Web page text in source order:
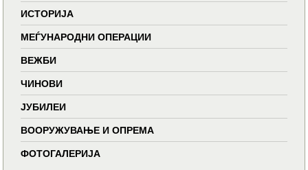
ИСТОРИЈА
МЕЃУНАРОДНИ ОПЕРАЦИИ
ВЕЖБИ
ЧИНОВИ
ЈУБИЛЕИ
ВООРУЖУВАЊЕ И ОПРЕМА
ФОТОГАЛЕРИЈА